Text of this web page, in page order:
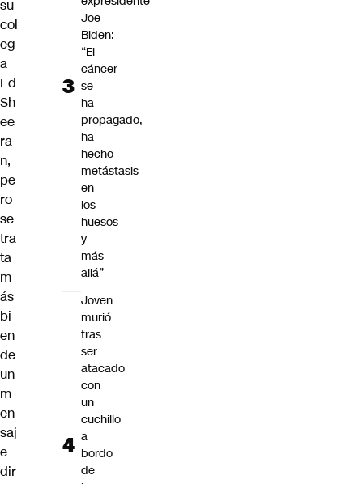
su
col
eg
a
Ed
Sh
ee
ra
n,
pe
ro
se
tra
ta
m
ás
bi
en
de
un
m
en
saj
e
dir
Joe
Biden:
“El
cáncer
se
ha
propagado,
ha
hecho
metástasis
en
los
huesos
y
más
allá”
Joven
murió
tras
ser
atacado
con
un
cuchillo
a
bordo
de